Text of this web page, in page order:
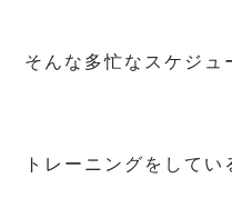
そんな多忙なスケジュ
トレーニングをしてい